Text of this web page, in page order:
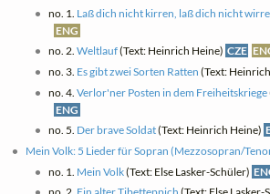
no. 1. Laß dich nicht kirren, laß dich nicht
ENG
no. 2. Weltlauf(Text: Heinrich Heine) CZE
no. 3. Es gibt zwei Sorten Ratten (Text:
no. 4. Verlor'ner Posten in dem Freiheitskriege
ENG
no. 5. Der brave Soldat(Text: Heinrich Heine)
Mein Volk: 5 Lieder für Sopran (Mezzosopran/
no. 1. Mein Volk(Text: Else Lasker-Schüler)